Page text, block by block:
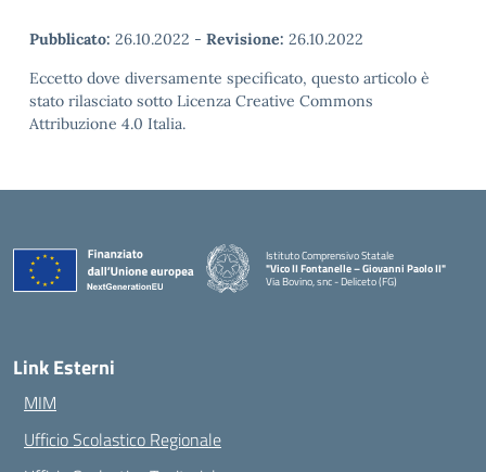
Pubblicato: 26.10.2022 - Revisione: 26.10.2022
Eccetto dove diversamente specificato, questo articolo è
stato rilasciato sotto Licenza Creative Commons
Attribuzione 4.0 Italia.
Istituto Comprensivo Statale
"Vico II Fontanelle – Giovanni Paolo II"
Via Bovino, snc - Deliceto (FG)
Link Esterni
MIM
Ufficio Scolastico Regionale